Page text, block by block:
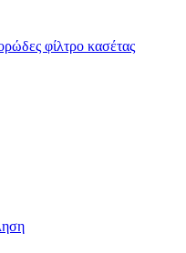
φίλτρο κασέτας